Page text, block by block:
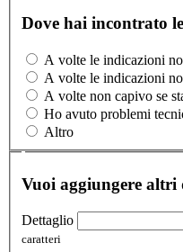
Dove hai incontrato
A volte le indicazioni
A volte le indicazioni
A volte non capivo se
Ho avuto problemi
Altro
Vuoi aggiungere altri
Dettaglio
caratteri